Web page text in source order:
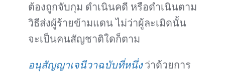
ต้องถูกจับกุม ดำเนินคดี หรือดำเนินตาม
วิธีส่งผู้ร้ายข้ามแดน ไม่ว่าผู้ละเมิดนั้น
จะเป็นคนสัญชาติใดก็ตาม
อนุสัญญาเจนีวาฉบับที่หนึ่งว่าด้วยการ